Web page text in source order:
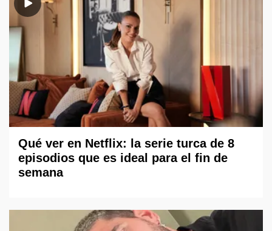
Qué ver en Netflix: la serie turca de 8
episodios que es ideal para el fin de
semana